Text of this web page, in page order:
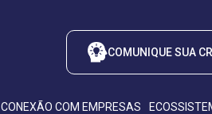
COMUNIQUE SUA
CONEXÃO COM EMPRESAS